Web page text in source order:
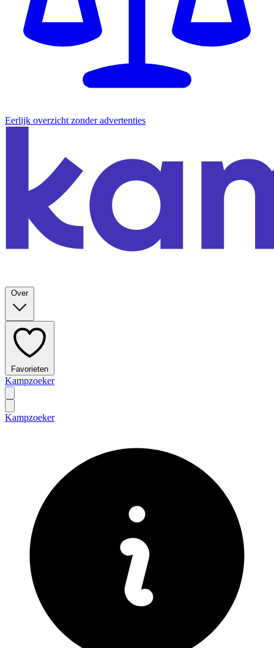
Eerlijk overzicht zonder advertenties
Over
Favorieten
Kampzoeker
Kampzoeker